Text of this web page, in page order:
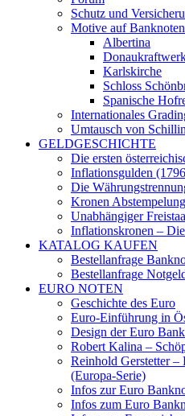
Schutz und
Motive auf
Albertina
Karlskirche
Schloss
Spanische
Internationales
Umtausch von
GELDGESCHICHTE
Die ersten
Inflationsgulden
Die
Kronen
Unabhängiger
Inflationskronen –
KATALOG KAUFEN
Bestellanfrage
Bestellanfrage
EURO NOTEN
Geschichte des Euro
Euro-Einführung in
Design der Euro
Robert Kalina –
Reinhold Gerstetter –
(Europa-Serie)
Infos zur Euro
Infos zum Euro